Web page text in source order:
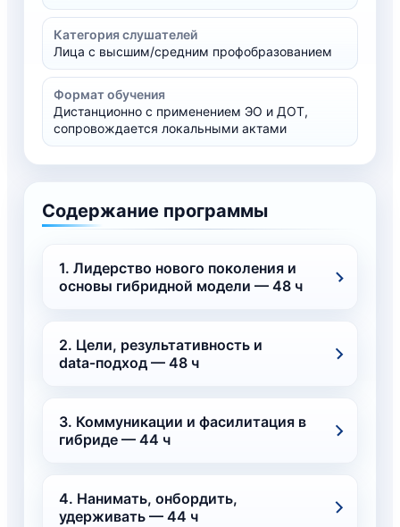
Категория слушателей
Лица с высшим/средним профобразованием
Формат обучения
Дистанционно с применением ЭО и ДОТ,
сопровождается локальными актами
Содержание программы
1. Лидерство нового поколения и
основы гибридной модели — 48 ч
2. Цели, результативность и
data‑подход — 48 ч
3. Коммуникации и фасилитация в
гибриде — 44 ч
4. Нанимать, онбордить,
удерживать — 44 ч